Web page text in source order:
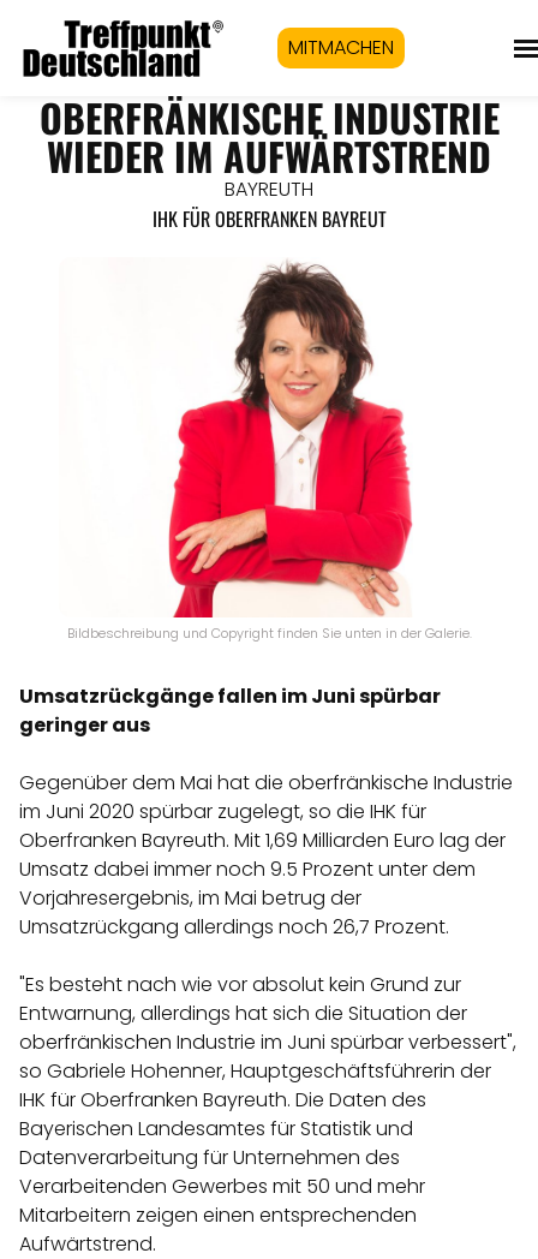
MITMACHEN
OBERFRÄNKISCHE INDUSTRIE
WIEDER IM AUFWÄRTSTREND
BAYREUTH
IHK FÜR OBERFRANKEN BAYREUT
Bildbeschreibung und Copyright finden Sie unten in der Galerie.
Umsatzrückgänge fallen im Juni spürbar
geringer aus
Gegenüber dem Mai hat die oberfränkische Industrie
im Juni 2020 spürbar zugelegt, so die IHK für
Oberfranken Bayreuth. Mit 1,69 Milliarden Euro lag der
Umsatz dabei immer noch 9.5 Prozent unter dem
Vorjahresergebnis, im Mai betrug der
Umsatzrückgang allerdings noch 26,7 Prozent.
"Es besteht nach wie vor absolut kein Grund zur
Entwarnung, allerdings hat sich die Situation der
oberfränkischen Industrie im Juni spürbar verbessert",
so Gabriele Hohenner, Hauptgeschäftsführerin der
IHK für Oberfranken Bayreuth. Die Daten des
Bayerischen Landesamtes für Statistik und
Datenverarbeitung für Unternehmen des
Verarbeitenden Gewerbes mit 50 und mehr
Mitarbeitern zeigen einen entsprechenden
Aufwärtstrend.